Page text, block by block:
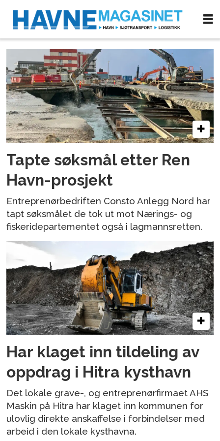
Tag:
kofa
Tapte søksmål etter Ren
Havn-prosjekt
Entreprenørbedriften Consto Anlegg Nord har
tapt søksmålet de tok ut mot Nærings- og
fiskeridepartementet også i lagmannsretten.
Har klaget inn tildeling av
oppdrag i Hitra kysthavn
Det lokale grave-, og entreprenørfirmaet AHS
Maskin på Hitra har klaget inn kommunen for
ulovlig direkte anskaffelse i forbindelser med
arbeid i den lokale kysthavna.